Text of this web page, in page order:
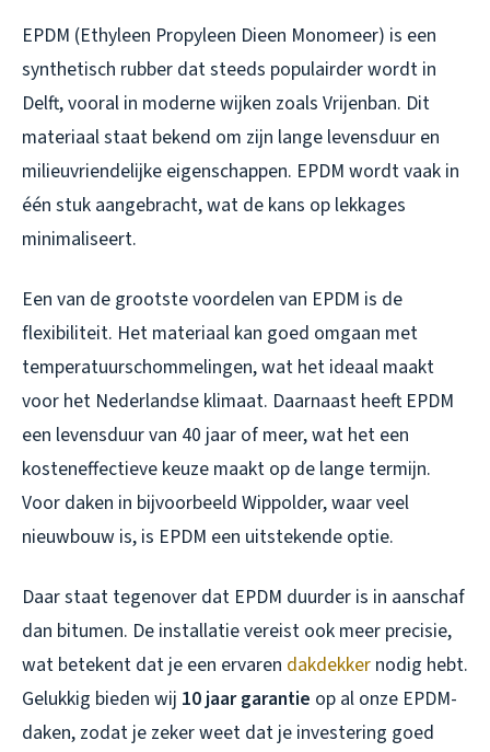
EPDM (Ethyleen Propyleen Dieen Monomeer) is een
synthetisch rubber dat steeds populairder wordt in
Delft, vooral in moderne wijken zoals Vrijenban. Dit
materiaal staat bekend om zijn lange levensduur en
milieuvriendelijke eigenschappen. EPDM wordt vaak in
één stuk aangebracht, wat de kans op lekkages
minimaliseert.
Een van de grootste voordelen van EPDM is de
flexibiliteit. Het materiaal kan goed omgaan met
temperatuurschommelingen, wat het ideaal maakt
voor het Nederlandse klimaat. Daarnaast heeft EPDM
een levensduur van 40 jaar of meer, wat het een
kosteneffectieve keuze maakt op de lange termijn.
Voor daken in bijvoorbeeld Wippolder, waar veel
nieuwbouw is, is EPDM een uitstekende optie.
Daar staat tegenover dat EPDM duurder is in aanschaf
dan bitumen. De installatie vereist ook meer precisie,
wat betekent dat je een ervaren dakdekker nodig hebt.
Gelukkig bieden wij 10 jaar garantie op al onze EPDM-
daken, zodat je zeker weet dat je investering goed